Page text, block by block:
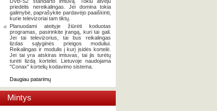
priedėlis nereikalingas. Jei domina tokia
galimybė, paprašykite pardavėjo paaiškinti,
kurie televizoriai tam tiktų.
Planuodami ateityje žiūrėti koduotas
programas, pasirinkite įrangą, kuri tai gali.
Jei tai televizorius, tai bus reikalingas
lizdas sąlyginės prieigos moduliui.
Reikalingas ir modulis į kurį įsidės kortelė.
Jei tai yra atskiras imtuvas, tai jis turėtų
turėti lizdą kortelei. Lietuvoje naudojama
"Conax" kortelių kodavimo sistema.
Daugiau patarimų
Mintys